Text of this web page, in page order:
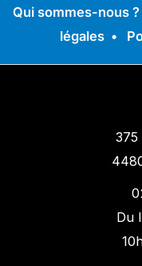
Qui sommes-nous ?
légales •
375
Du